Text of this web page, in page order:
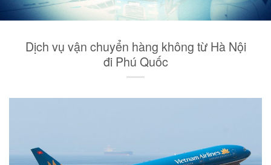
Dịch vụ vận chuyển hàng không từ Hà Nội
đi Phú Quốc